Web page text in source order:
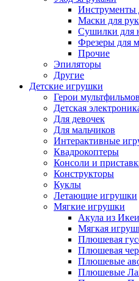
Инструменты
Маски для рук
Сушилки для
Фрезеры для
Прочие
Эпиляторы
Другие
Детские игрушки
Герои мультфильмов
Детская
Для девочек
Для мальчиков
Интерактивные
Квадрокоптеры
Консоли и
Конструкторы
Куклы
Летающие игрушки
Мягкие игрушки
Акула из Икеи
Мягкая
Плюшевая
Плюшевая
Плюшевые
Плюшевые